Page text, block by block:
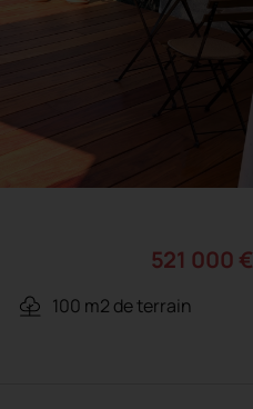
521 000 €
100 m2 de terrain